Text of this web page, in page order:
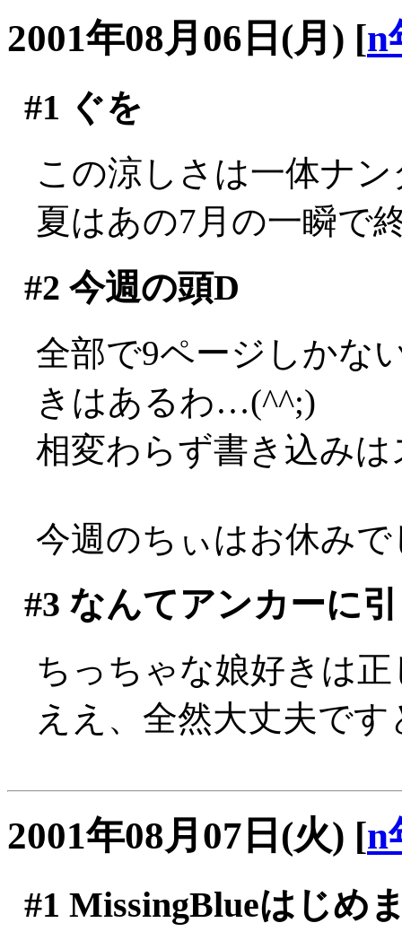
2001年08月06日(月) [n
#1 ぐを
この涼しさは一体ナン
夏はあの7月の一瞬で
#2 今週の頭D
全部で9ページしかな
きはあるわ…(^^;)
相変わらず書き込み
今週のちぃはお休み
#3 なんてアンカーに
ちっちゃな娘好きは
ええ、全然大丈夫です
2001年08月07日(火) [n
#1 MissingBlueはじめ